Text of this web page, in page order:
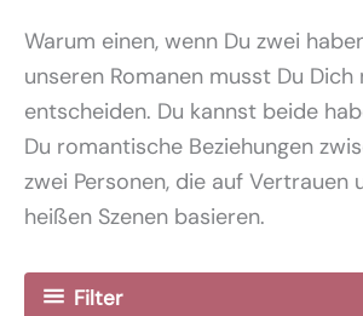
Warum einen, wenn Du zwei
unseren Romanen musst Du Dich
entscheiden. Du kannst beide
Du romantische Beziehungen
zwei Personen, die auf Vertrauen
heißen Szenen basieren.
Filter